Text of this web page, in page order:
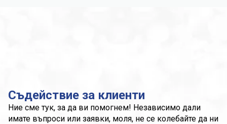
Съдействие за клиенти
Ние сме тук, за да ви помогнем! Независимо дали
имате въпроси или заявки, моля, не се колебайте да ни